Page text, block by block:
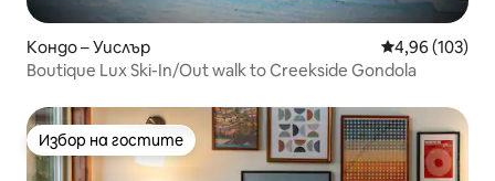
Кондо – Уислър Средна
4,96 (103)
Boutique Lux Ski-In/Out walk to Creekside Gondola
Избор на гостите
Избор на гостите